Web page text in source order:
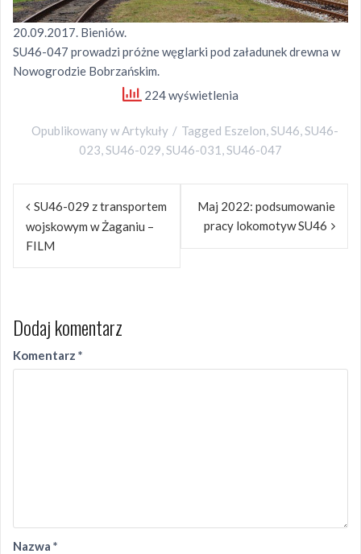
20.09.2017. Bieniów.
SU46-047 prowadzi próżne węglarki pod załadunek drewna w
Nowogrodzie Bobrzańskim.
224 wyświetlenia
Opublikowany wArtykuły Tagged Eszelon,SU46,SU46-
023,SU46-029,SU46-031 ,SU46-047
Nawigacja
wpisu
SU46-029 z transportem
wojskowym w Żaganiu –
FILM
Maj 2022: podsumowanie
pracy lokomotyw SU46
Dodaj komentarz
Komentarz *
Nazwa *